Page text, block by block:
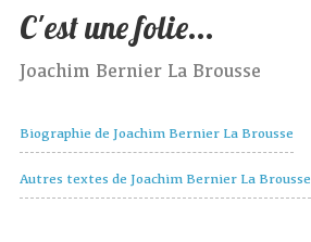
C'est une folie...
Joachim Bernier La Brousse
Biographie de Joachim Bernier La Brousse
Autres textes de Joachim Bernier La Brousse